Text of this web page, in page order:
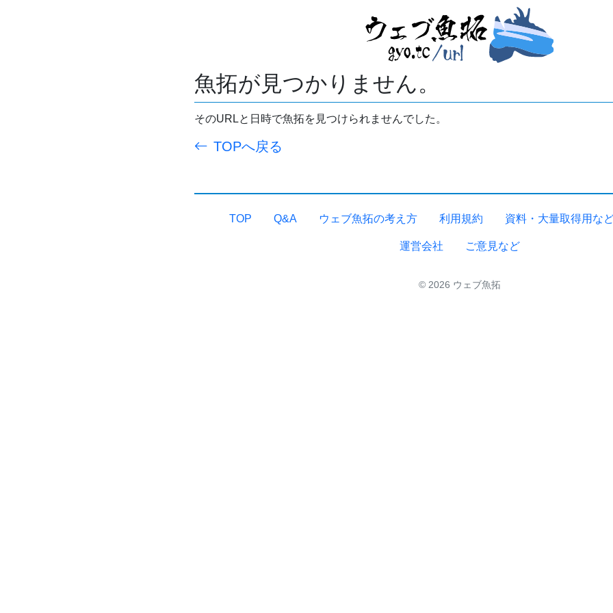
魚拓が見つかりません。
そのURLと日時で魚拓を見つけられませんでした。
TOPへ戻る
TOP Q&A ウェブ魚拓の考え方 利用規約 資料・大量取得用な
運営会社 ご意見など
© 2026 ウェブ魚拓